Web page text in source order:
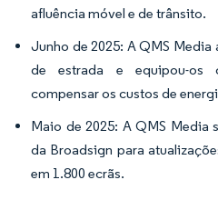
afluência móvel e de trânsito.
Junho de 2025: A QMS
de estrada e equipou-os
compensar os custos de
Maio de 2025: A QMS Media
da Broadsign para
em 1.800 ecrãs.